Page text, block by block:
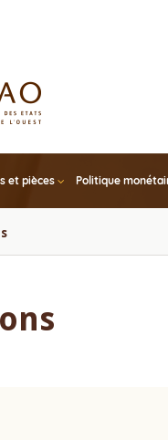
et pièces Politique